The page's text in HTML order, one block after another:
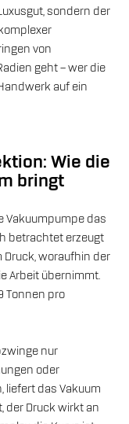
sondern der
von
geht – wer die
auf ein
Wie die
bringt
Vakuumpumpe das
betrachtet erzeugt
Druck, woraufhin der
Arbeit übernimmt.
Tonnen pro
nur
oder
liefert das Vakuum
der Druck wirkt an